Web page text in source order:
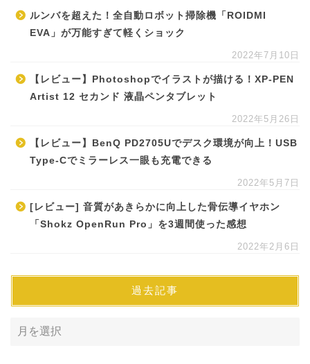
ルンバを超えた！全自動ロボット掃除機「ROIDMI
EVA」が万能すぎて軽くショック
2022年7月10日
【レビュー】Photoshopでイラストが描ける！XP-PEN
Artist 12 セカンド 液晶ペンタブレット
2022年5月26日
【レビュー】BenQ PD2705Uでデスク環境が向上！USB
Type-Cでミラーレス一眼も充電できる
2022年5月7日
[レビュー] 音質があきらかに向上した骨伝導イヤホン
「Shokz OpenRun Pro」を3週間使った感想
2022年2月6日
過去記事